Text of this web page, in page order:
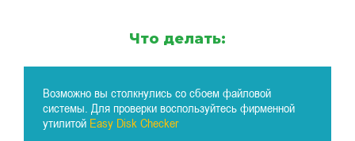
Что делать:
Возможно вы столкнулись со сбоем файловой
системы. Для проверки воспользуйтесь фирменной
утилитой Easy Disk Checker